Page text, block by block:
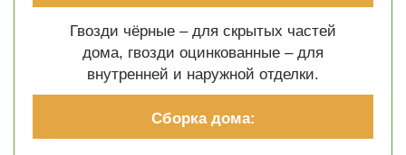
Гвозди чёрные – для скрытых частей
дома, гвозди оцинкованные – для
внутренней и наружной отделки.
Сборка дома: